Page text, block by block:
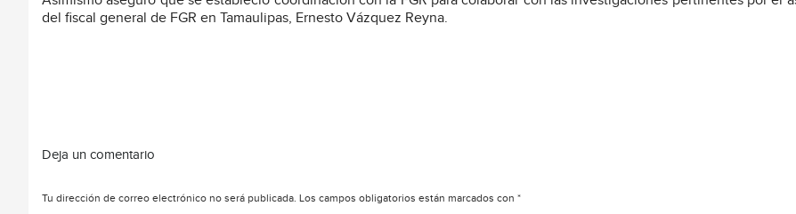
del fiscal general de FGR en Tamaulipas, Ernesto Vázquez Reyna.
Deja un comentario
Tu dirección de correo electrónico no será publicada. Los campos obligatorios están marcados con *